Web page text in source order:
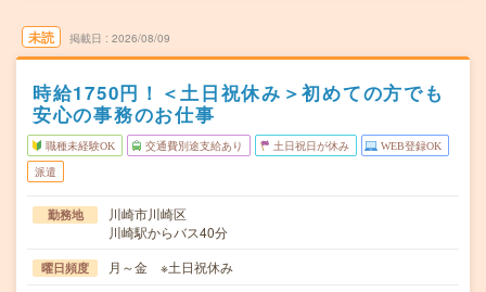
未読 掲載日 2026/08/09
時給1750円！＜土日祝休み＞初めての方でも
安心の事務のお仕事
職種未経験OK 交通費別途支給あり 土日祝日が休み WEB登録OK
派遣
勤務地
川崎市川崎区
川崎駅からバス40分
曜日頻度 月～金 ※土日祝休み